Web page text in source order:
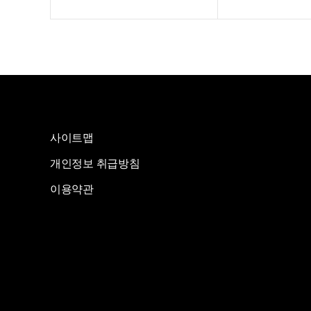
사이트맵
개인정보 취급방침
이용약관